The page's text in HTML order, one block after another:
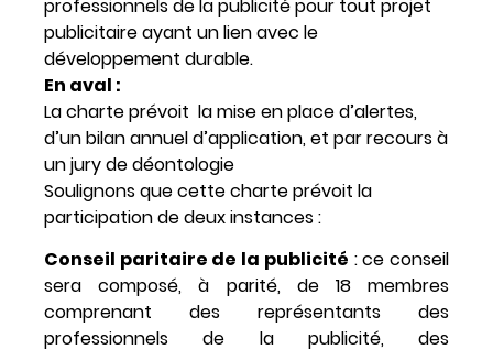
professionnels de la publicité pour tout projet
publicitaire ayant un lien avec le
développement durable.
En aval :
La charte prévoit la mise en place d’alertes,
d’un bilan annuel d’application, et par recours à
un jury de déontologie
Soulignons que cette charte prévoit la
participation de deux instances :
Conseil paritaire de la publicité : ce conseil
sera composé, à parité, de 18 membres
comprenant des représentants des
professionnels de la publicité, des